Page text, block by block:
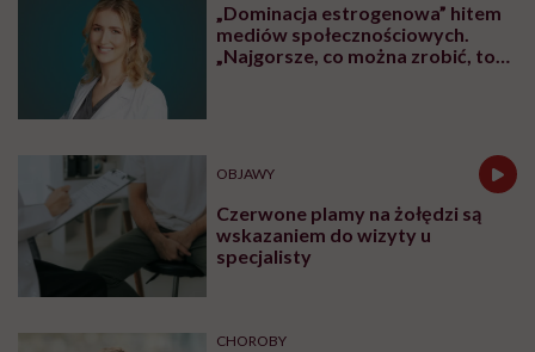
„Dominacja estrogenowa” hitem
mediów społecznościowych.
„Najgorsze, co można zrobić, to
OBJAWY
Czerwone plamy na żołędzi są
wskazaniem do wizyty u
specjalisty
CHOROBY